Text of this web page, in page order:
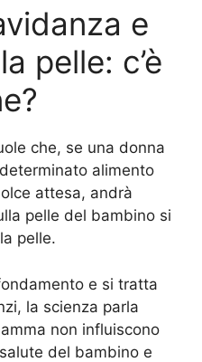
e
pelle: c’è
che, se una donna
alimento
attesa, andrà
pelle del bambino si
pelle.
e si tratta
la scienza parla
non influiscono
del bambino e